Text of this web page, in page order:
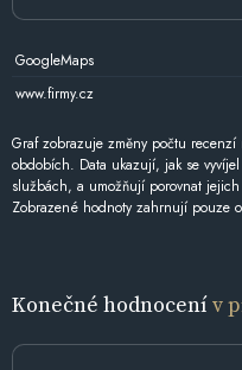
GoogleMaps
www.firmy.cz
Graf zobrazuje změny počtu
obdobích. Data ukazují, jak se
službách, a umožňují porovnat
Zobrazené hodnoty zahrnují pouze
Konečné hodnocenív